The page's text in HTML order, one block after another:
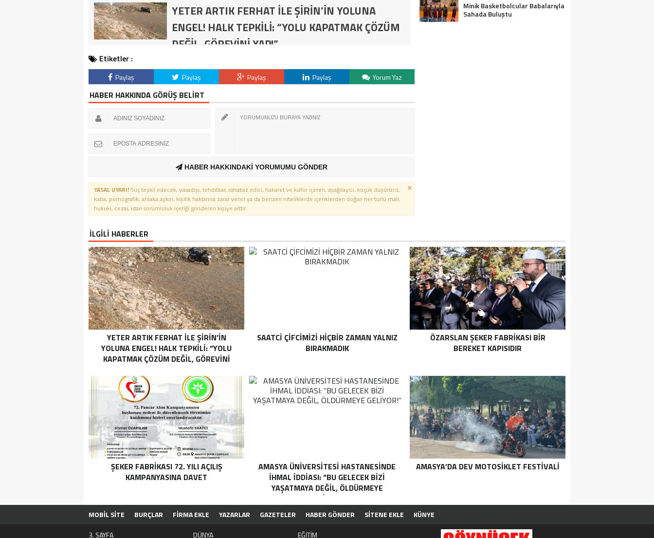
YETER ARTIK FERHAT İLE ŞİRİN’İN YOLUNA
ENGEL! HALK TEPKİLİ: “YOLU KAPATMAK ÇÖZÜM
DEĞİL, GÖREVİNİ YAP!”
Etiketler :
Paylaş Paylaş Paylaş Paylaş Yorum Yaz
HABER HAKKINDA GÖRÜŞ BELİRT
HABER HAKKINDAKİ YORUMUMU GÖNDER
YASAL UYARI! Suç teşkil edecek, yasadışı, tehditkar, rahatsız edici, hakaret ve küfür içeren, aşağılayıcı, küçük düşürücü,
kaba, pornografik, ahlaka aykırı, kişilik haklarına zarar verici ya da benzeri niteliklerde içeriklerden doğan her türlü mali,
hukuki, cezai, idari sorumluluk içeriği gönderen kişiye aittir.
Minik Basketbolcular Babalarıyla
Sahada Buluştu
İLGİLİ HABERLER
YETER ARTIK FERHAT İLE ŞİRİN’İN
YOLUNA ENGEL! HALK TEPKİLİ: “YOLU
KAPATMAK ÇÖZÜM DEĞİL, GÖREVİNİ
SAATCİ ÇİFCİMİZİ HİÇBİR ZAMAN YALNIZ
BIRAKMADIK
ÖZARSLAN ŞEKER FABRİKASI BİR
BEREKET KAPISIDIR
ŞEKER FABRİKASI 72. YILI AÇILIŞ
KAMPANYASINA DAVET
AMASYA ÜNİVERSİTESİ HASTANESİNDE
İHMAL İDDİASI: “BU GELECEK BİZİ
YAŞATMAYA DEĞİL, ÖLDÜRMEYE
GELİYOR!”
AMASYA’DA DEV MOTOSIKLET FESTIVALI
MOBİL SİTE BURÇLAR FİRMA EKLE YAZARLAR GAZETELER HABER GÖNDER SİTENE EKLE
KÜNYE
3. SAYFA
DÜNYA EĞİTİM